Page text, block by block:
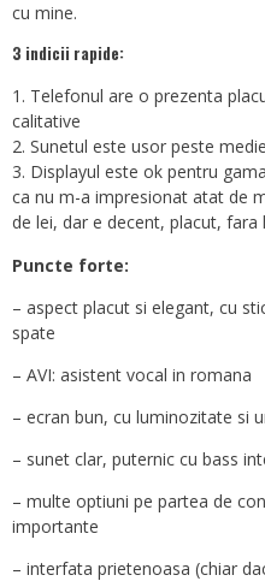
cu mine.
3 indicii rapide:
Telefonul are o prezenta
calitative
Sunetul este usor peste
Displayul este ok pentru
ca nu m-a impresionat atat de
de lei, dar e decent, placut, fara
Puncte forte:
– aspect placut si elegant, cu
spate
– AVI: asistent vocal in romana
– ecran bun, cu luminozitate si
– sunet clar, puternic cu bass
– multe optiuni pe partea de
importante
– interfata prietenoasa (chiar